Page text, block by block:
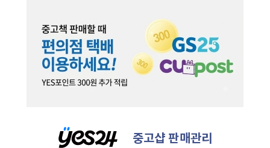
중고샵 판매관리